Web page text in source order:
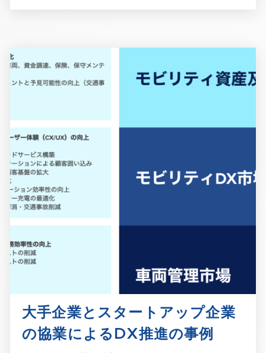
大手企業とスタートアップ企業
の協業によるDX推進の事例​